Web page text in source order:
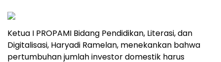
Ketua I PROPAMI Bidang Pendidikan, Literasi, dan
Digitalisasi, Haryadi Ramelan, menekankan bahwa
pertumbuhan jumlah investor domestik harus